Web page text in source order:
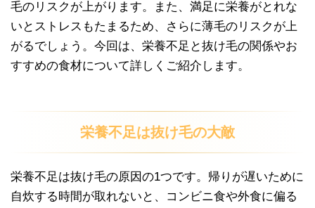
毛のリスクが上がります。また、満足に栄養がとれな
いとストレスもたまるため、さらに薄毛のリスクが上
がるでしょう。今回は、栄養不足と抜け毛の関係やお
すすめの食材について詳しくご紹介します。
栄養不足は抜け毛の大敵
栄養不足は抜け毛の原因の1つです。帰りが遅いために
自炊する時間が取れないと、コンビニ食や外食に偏る